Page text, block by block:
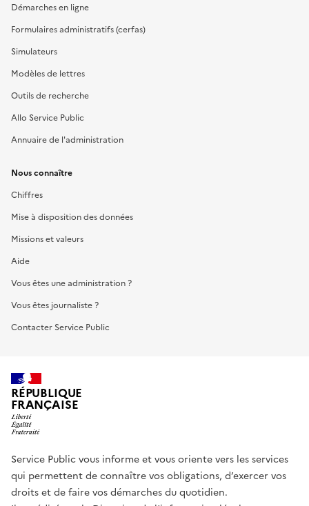
Démarches en ligne
Formulaires administratifs (cerfas)
Simulateurs
Modèles de lettres
Outils de recherche
Allo Service Public
Annuaire de l'administration
Nous connaître
Chiffres
Mise à disposition des données
Missions et valeurs
Aide
Vous êtes une administration ?
Vous êtes journaliste ?
Contacter Service Public
RÉPUBLIQUE
FRANÇAISE
Service Public vous informe et vous oriente vers les services
qui permettent de connaître vos obligations, d’exercer vos
droits et de faire vos démarches du quotidien.